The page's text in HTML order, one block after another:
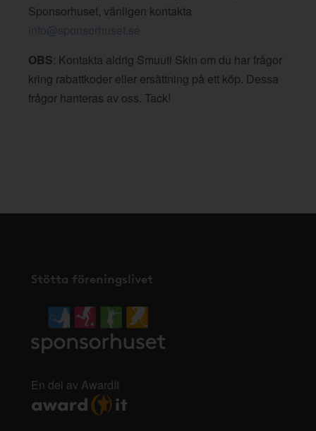
Sponsorhuset, vänligen kontakta
info@sponsorhuset.se
OBS: Kontakta aldrig Smuuti Skin om du har frågor
kring rabattkoder eller ersättning på ett köp. Dessa
frågor hanteras av oss. Tack!
Stötta föreningslivet
En del av AwardIt